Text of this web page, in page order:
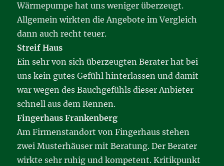
Wärmepumpe hat uns weniger überzeugt.
Allgemein wirkten die Angebote im Vergleich
dann auch recht teuer.
Streif Haus
Ein sehr von sich überzeugten Berater hat bei
uns kein gutes Gefühl hinterlassen und damit
war wegen des Bauchgefühls dieser Anbieter
schnell aus dem Rennen.
Fingerhaus Frankenberg
Am Firmenstandort von Fingerhaus stehen
zwei Musterhäuser mit Beratung. Der Berater
wirkte sehr ruhig und kompetent. Kritikpunkt